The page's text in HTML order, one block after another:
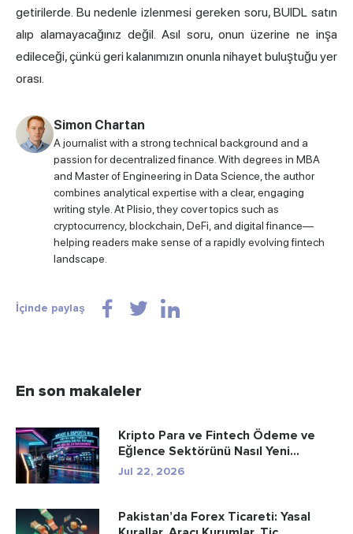
getirilerde. Bu nedenle izlenmesi gereken soru, BUIDL satın
alıp alamayacağınız değil. Asıl soru, onun üzerine ne inşa
edileceği, çünkü geri kalanımızın onunla nihayet buluştuğu yer
orası.
Simon Chartan
A journalist with a strong technical background and a
passion for decentralized finance. With degrees in MBA
and Master of Engineering in Data Science, the author
combines analytical expertise with a clear, engaging
writing style. At Plisio, they cover topics such as
cryptocurrency, blockchain, DeFi, and digital finance—
helping readers make sense of a rapidly evolving fintech
landscape.
İçinde paylaş
En son makaleler
Kripto Para ve Fintech Ödeme ve
Eğlence Sektörünü Nasıl Yeni...
Jul 22, 2026
Pakistan’da Forex Ticareti: Yasal